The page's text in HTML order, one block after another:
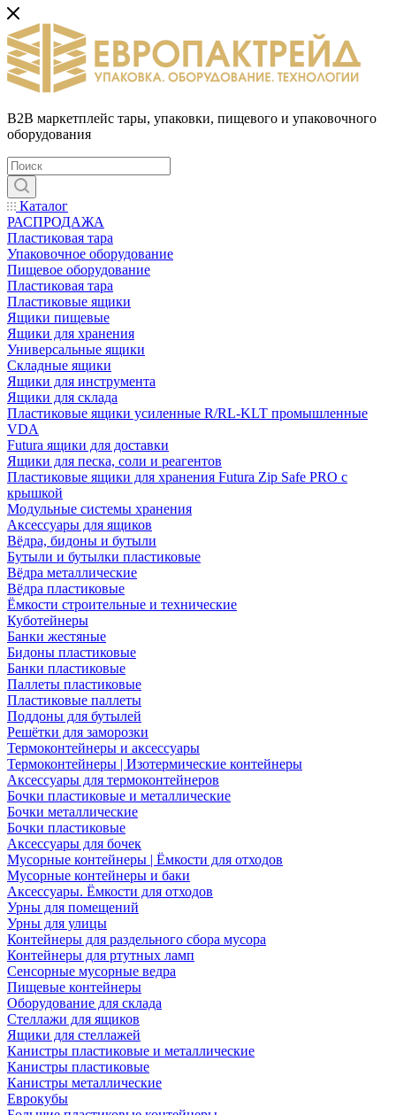
B2B маркетплейс тары, упаковки, пищевого и упаковочного
оборудования
Каталог
РАСПРОДАЖА
Пластиковая тара
Упаковочное оборудование
Пищевое оборудование
Пластиковая тара
Пластиковые ящики
Ящики пищевые
Ящики для хранения
Универсальные ящики
Складные ящики
Ящики для инструмента
Ящики для склада
Пластиковые ящики усиленные R/RL-KLT промышленные
VDA
Futura ящики для доставки
Ящики для песка, соли и реагентов
Пластиковые ящики для хранения Futura Zip Safe PRO с
крышкой
Модульные системы хранения
Аксессуары для ящиков
Вёдра, бидоны и бутыли
Бутыли и бутылки пластиковые
Вёдра металлические
Вёдра пластиковые
Ёмкости строительные и технические
Куботейнеры
Банки жестяные
Бидоны пластиковые
Банки пластиковые
Паллеты пластиковые
Пластиковые паллеты
Поддоны для бутылей
Решётки для заморозки
Термоконтейнеры и аксессуары
Термоконтейнеры | Изотермические контейнеры
Аксессуары для термоконтейнеров
Бочки пластиковые и металлические
Бочки металлические
Бочки пластиковые
Аксессуары для бочек
Мусорные контейнеры | Ёмкости для отходов
Мусорные контейнеры и баки
Аксессуары. Ёмкости для отходов
Урны для помещений
Урны для улицы
Контейнеры для раздельного сбора мусора
Контейнеры для ртутных ламп
Сенсорные мусорные ведра
Пищевые контейнеры
Оборудование для склада
Стеллажи для ящиков
Ящики для стеллажей
Канистры пластиковые и металлические
Канистры пластиковые
Канистры металлические
Еврокубы